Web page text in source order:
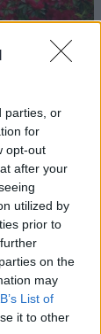
parties, or
for
opt-out
after your
utilized by
prior to
on the
may
List of
it to other
várja a
éves